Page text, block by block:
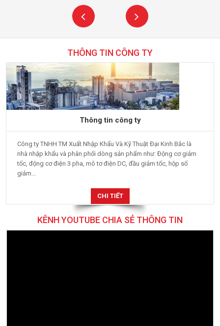
THÔNG TIN CÔNG TY
Thông tin công ty
Công ty TNHH TM Xuất Nhập Khẩu Và Kỹ Thuật Đại Kinh Bắc là
nhà nhập khẩu và phân phối dòng sản phẩm như: Động cơ giảm
tốc, động cơ điện 3 pha, mô tơ điện DC, đầu giảm tốc, hộp số
giảm...
CHI TIẾT
KÊNH YOUTUBE CHIA SẺ THÔNG TIN